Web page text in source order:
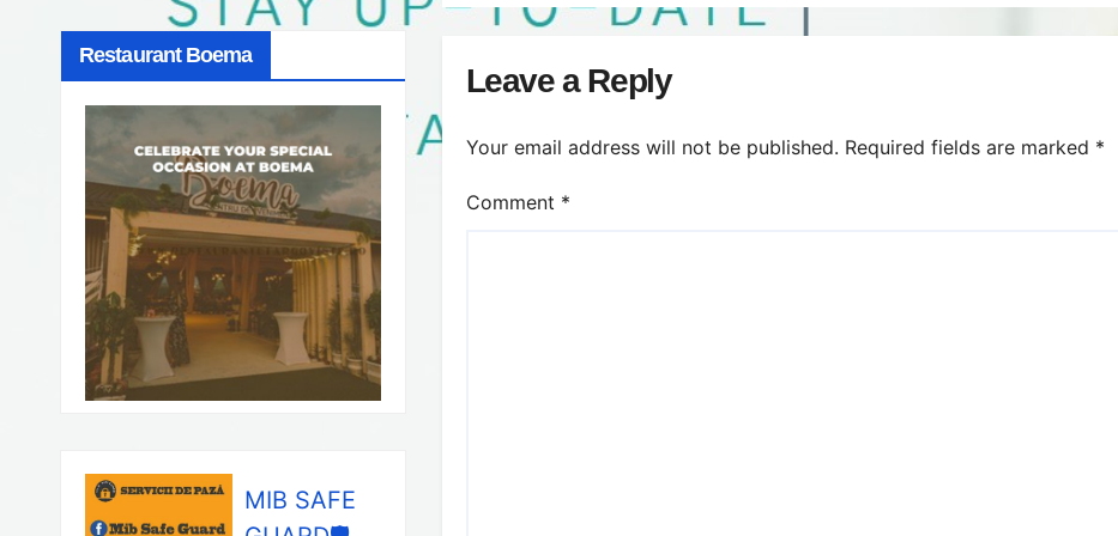
Restaurant Boema
MIB SAFE
Leave a Reply
Your email address will not be published. Required fields are marked *
Comment *